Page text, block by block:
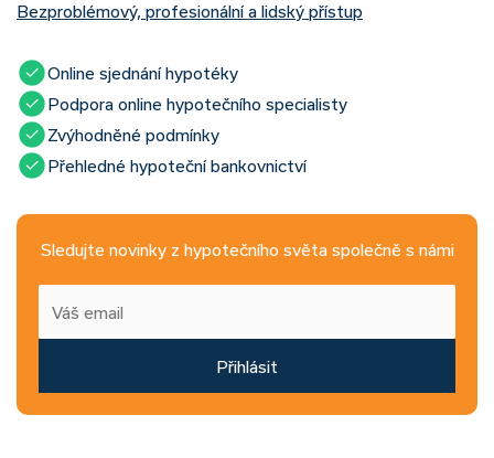
Bezproblémový, profesionální a lidský přístup
Online sjednání hypotéky
Podpora online hypotečního specialisty
Zvýhodněné podmínky
Přehledné hypoteční bankovnictví
Sledujte novinky z hypotečního světa společně s námi
Přihlásit